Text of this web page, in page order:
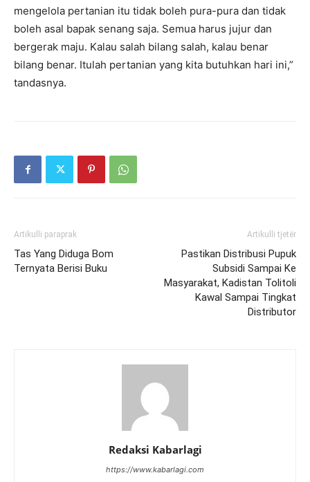
mengelola pertanian itu tidak boleh pura-pura dan tidak
boleh asal bapak senang saja. Semua harus jujur dan
bergerak maju. Kalau salah bilang salah, kalau benar
bilang benar. Itulah pertanian yang kita butuhkan hari ini,”
tandasnya.
Artikulli paraprak
Tas Yang Diduga Bom
Ternyata Berisi Buku
Artikulli tjetër
Pastikan Distribusi Pupuk
Subsidi Sampai Ke
Masyarakat, Kadistan Tolitoli
Kawal Sampai Tingkat
Distributor
Redaksi Kabarlagi
https://www.kabarlagi.com